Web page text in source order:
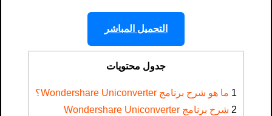
التحميل المباشر
جدول محتويات
1 ما هو شرح برنامج Wondershare Uniconverter؟
2
شرح برنامج Wondershare Uniconverter